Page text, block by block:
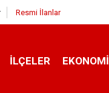
Resmi İlanlar
İLÇELER EKONOMI